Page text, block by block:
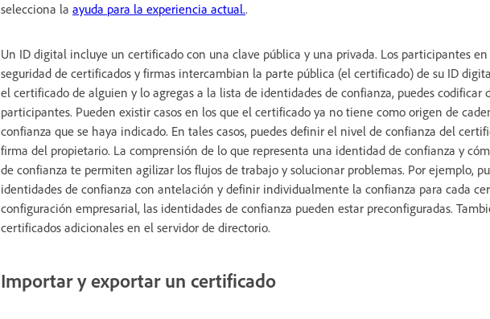
selecciona la ayuda para la experiencia actual..
Un ID digital incluye un certificado con una clave pública y una privada. Los participantes
seguridad de certificados y firmas intercambian la parte pública (el certificado) de su ID
el certificado de alguien y lo agregas a la lista de identidades de confianza, puedes codificar
participantes. Pueden existir casos en los que el certificado ya no tiene como origen de
confianza que se haya indicado. En tales casos, puedes definir el nivel de confianza del
firma del propietario. La comprensión de lo que representa una identidad de confianza y
de confianza te permiten agilizar los flujos de trabajo y solucionar problemas. Por ejemplo,
identidades de confianza con antelación y definir individualmente la confianza para cada
configuración empresarial, las identidades de confianza pueden estar preconfiguradas.
certificados adicionales en el servidor de directorio.
Importar y exportar un certificado